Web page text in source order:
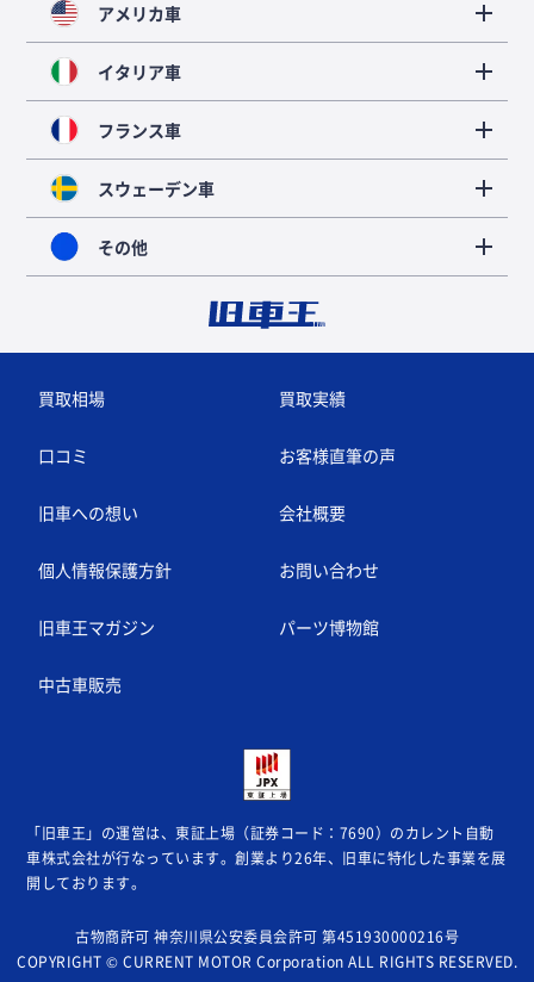
アメリカ車
イタリア車
フランス車
スウェーデン車
その他
買取相場 買取実績
口コミ お客様直筆の声
旧車への想い 会社概要
個人情報保護方針 お問い合わせ
旧車王マガジン パーツ博物館
中古車販売
「旧車王」の運営は、東証上場（証券コード：7690）のカレント自動
車株式会社が行なっています。創業より26年、旧車に特化した事業を展
開しております。
古物商許可 神奈川県公安委員会許可 第451930000216号
COPYRIGHT © CURRENT MOTOR Corporation ALL RIGHTS RESERVED.